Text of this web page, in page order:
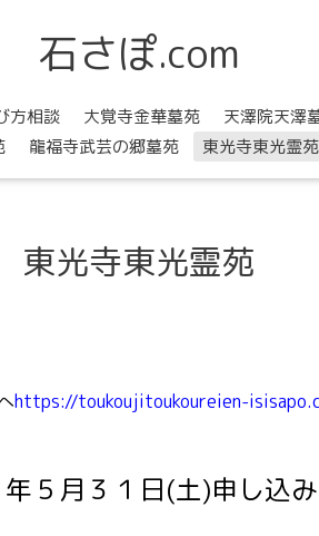
石さぽ.com
方相談 大覚寺金華墓苑 天澤院天澤
龍福寺武芸の郷墓苑 東光寺東光霊苑
東光寺東光霊苑
https://toukoujitoukoureien-
５月３１日(土)申し込